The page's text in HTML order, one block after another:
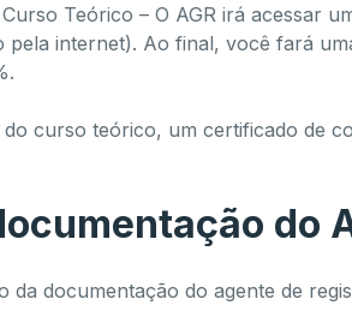
Teórico – O AGR irá acessar
pela internet). Ao final, você fará
curso teórico, um certificado de
do
da documentação do agente de